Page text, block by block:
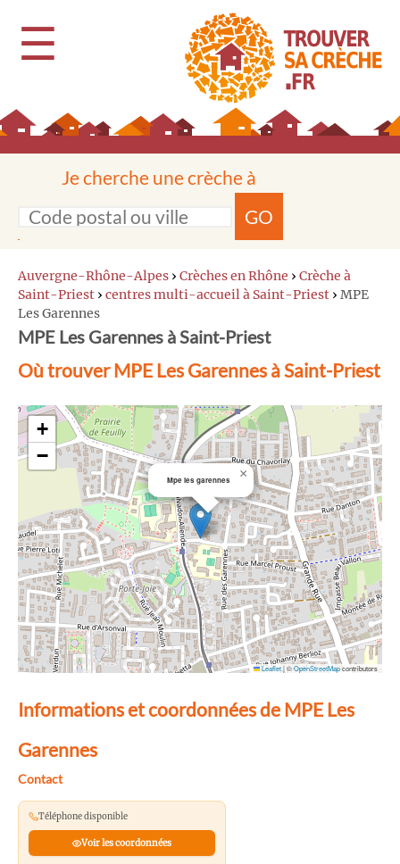
☰
Je cherche une crèche à
GO
Auvergne-Rhône-Alpes › Crèches en Rhône › Crèche à
Saint-Priest › centres multi-accueil à Saint-Priest › MPE
Les Garennes
MPE Les Garennes à Saint-Priest
Où trouver MPE Les Garennes à Saint-Priest
Mpe les garennes ×
+
−
Leaflet|©OpenStreetMapcontributors
Informations et coordonnées de MPE Les
Garennes
Contact
Téléphone disponible
Voir les coordonnées